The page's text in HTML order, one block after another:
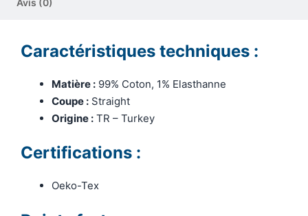
Caractéristiques techniques :
Matière : 99% Coton, 1% Elasthanne
Coupe : Straight
Origine : TR – Turkey
Certifications :
Oeko-Tex